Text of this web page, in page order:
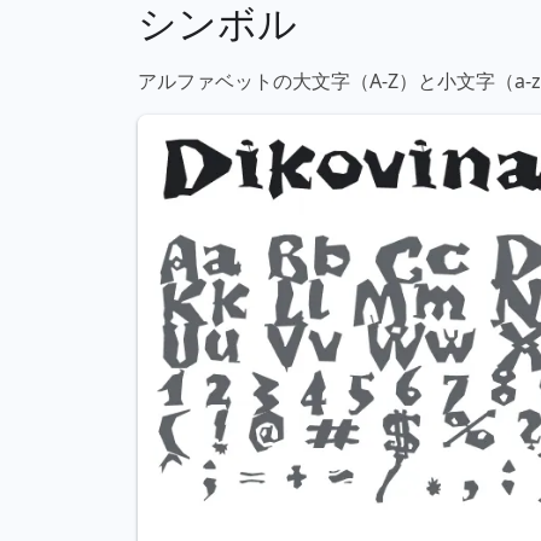
シンボル
アルファベットの大文字（A-Z）と小文字（